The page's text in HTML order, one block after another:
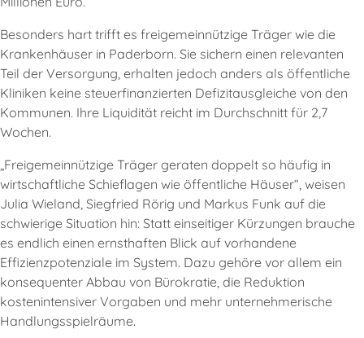
Besonders hart trifft es freigemeinnützige Träger wie die
Krankenhäuser in Paderborn. Sie sichern einen relevanten
Teil der Versorgung, erhalten jedoch anders als öffentliche
Kliniken keine steuerfinanzierten Defizitausgleiche von den
Kommunen. Ihre Liquidität reicht im Durchschnitt für 2,7
Wochen.
„Freigemeinnützige Träger geraten doppelt so häufig in
wirtschaftliche Schieflagen wie öffentliche Häuser“, weisen
Julia Wieland, Siegfried Rörig und Markus Funk auf die
schwierige Situation hin: Statt einseitiger Kürzungen brauche
es endlich einen ernsthaften Blick auf vorhandene
Effizienzpotenziale im System. Dazu gehöre vor allem ein
konsequenter Abbau von Bürokratie, die Reduktion
kostenintensiver Vorgaben und mehr unternehmerische
Handlungsspielräume.